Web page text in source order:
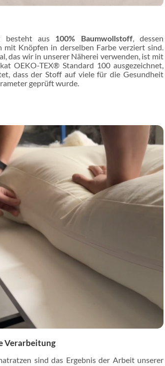
besteht aus 100% Baumwollstoff, dessen
mit Knöpfen in derselben Farbe verziert sind.
das wir in unserer Näherei verwenden, ist mit
OEKO-TEX® Standard 100 ausgezeichnet,
dass der Stoff auf viele für die Gesundheit
geprüft wurde.
Verarbeitung
sind das Ergebnis der Arbeit unserer